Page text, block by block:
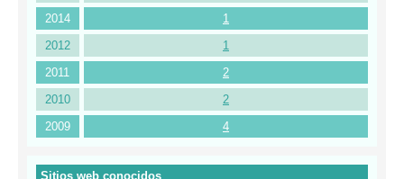
2014
1
2012
1
2011
2
2010
2
2009
4
Sitios web conocidos